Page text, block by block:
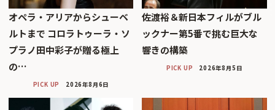
オペラ・アリアからシューベ
ルトまで コロラトゥーラ・ソ
プラノ田中彩子が贈る極上
の…
PICK UP 2026年8月6日
佐渡裕＆新日本フィルがブル
ックナー第5番で挑む巨大な
響きの構築
PICK UP 2026年8月5日